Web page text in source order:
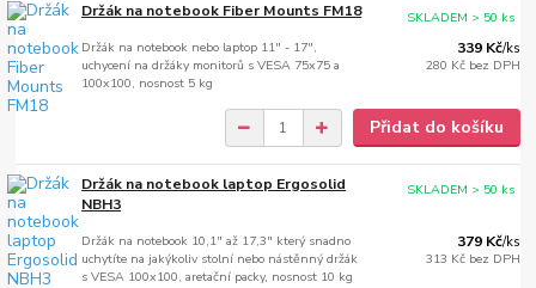
Držák na notebook Fiber Mounts FM18
Držák na notebook nebo laptop 11" - 17",
uchycení na držáky monitorů s VESA 75x75 a
100x100, nosnost 5 kg
339 Kč/ks
280 Kč bez DPH
SKLADEM > 50 ks
Přidat do košíku
Držák na notebook laptop Ergosolid
NBH3
Držák na notebook 10,1" až 17,3" který snadno
uchytíte na jakýkoliv stolní nebo nástěnný držák
s VESA 100x100, aretační packy, nosnost 10 kg
379 Kč/ks
313 Kč bez DPH
SKLADEM > 50 ks